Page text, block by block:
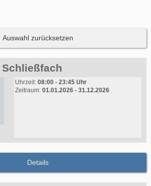
Auswahl zurücksetzen
Schließfach
Uhrzeit: 08:00 - 23:45 Uhr
Zeitraum: 01.01.2026 - 31.12.2026
Details